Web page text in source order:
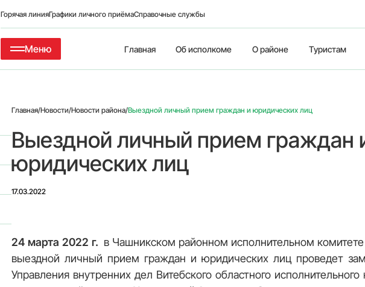
Горячая линияГрафики личного приёмаСправочные службы
Меню Главная Об исполкоме О районе Туристам
Главная/Новости/Новости района/Выездной личный прием граждан и юридических лиц
Выездной личный прием граждан
юридических лиц
17.03.2022
24 марта 2022 г. в Чашникском районном исполнительном
выездной личный прием граждан и юридических лиц проведет
Управления внутренних дел Витебского областного